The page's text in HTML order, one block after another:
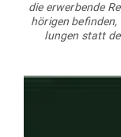
die erwer­bende
hö­rigen
lungen statt